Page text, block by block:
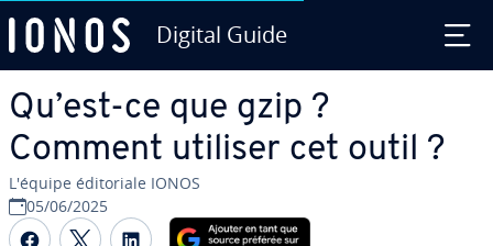
Digital Guide
Qu’est-ce que gzip ?
Comment utiliser cet outil ?
L'équipe édi­to­riale IONOS
05/06/2025
Partager sur Facebook
Partager sur Twitter
Partager sur LinkedIn